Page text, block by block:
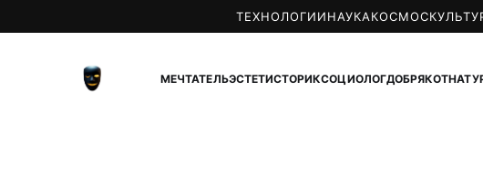
ТЕХНОЛОГИИНАУКАКОСМОС
МЕЧТАТЕЛЬЭСТЕТИСТОРИКСОЦИОЛОГДОБРЯКОТ